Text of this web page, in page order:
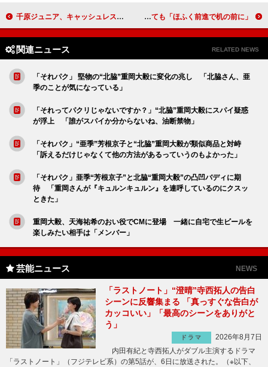
千原ジュニア、キャッシュレス納税をPR 「これは便利。勧めたい芸人は、特に徳井」 筒井真理子、つらくても「自暴自棄にはならない」 朝起き上がれなくても「ほふく前進で机の前に」
関連ニュース RELATED NEWS
「それパク」 堅物の“北脇”重岡大毅に変化の兆し 「北脇さん、亜
季のことが気になっている」
「それってパクリじゃないですか？」“北脇”重岡大毅にスパイ疑惑
が浮上 「誰がスパイか分からないね、油断禁物」
「それパク」“亜季”芳根京子と“北脇”重岡大毅が類似商品と対峙
「訴えるだけじゃなくて他の方法があるっていうのもよかった」
「それパク」亜季“芳根京子”と北脇“重岡大毅”の凸凹バディに期
待 「重岡さんが『キュルンキュルン』を連呼しているのにクスッ
ときた」
重岡大毅、天海祐希のおい役でCMに登場 一緒に自宅で生ビールを
楽しみたい相手は「メンバー」
芸能ニュース NEWS
「ラストノート」“澄晴”寺西拓人の告白
シーンに反響集まる 「真っすぐな告白が
カッコいい」「最高のシーンをありがと
う」
ドラマ
2026年8月7日
内田有紀と寺西拓人がダブル主演するドラマ
「ラストノート」（フジテレビ系）の第5話が、6日に放送された。（※以下、